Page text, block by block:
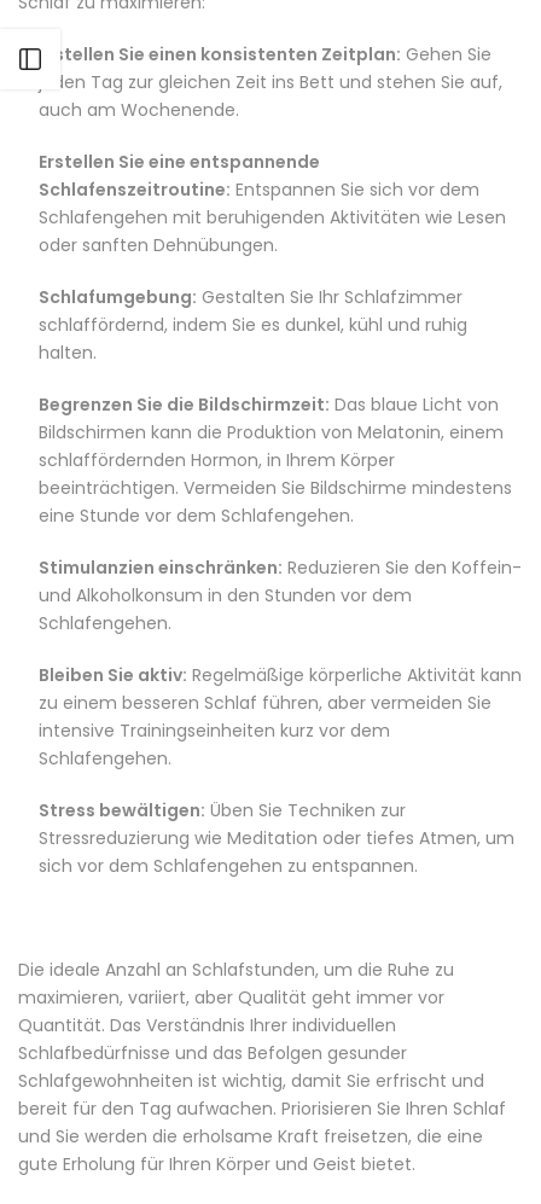
Seitenleiste öffnen
Erstellen Sie einen konsistenten Zeitplan: Gehen Sie
jeden Tag zur gleichen Zeit ins Bett und stehen Sie auf,
auch am Wochenende.
Erstellen Sie eine entspannende
Schlafenszeitroutine: Entspannen Sie sich vor dem
Schlafengehen mit beruhigenden Aktivitäten wie Lesen
oder sanften Dehnübungen.
Schlafumgebung: Gestalten Sie Ihr Schlafzimmer
schlaffördernd, indem Sie es dunkel, kühl und ruhig
halten.
Begrenzen Sie die Bildschirmzeit: Das blaue Licht von
Bildschirmen kann die Produktion von Melatonin, einem
schlaffördernden Hormon, in Ihrem Körper
beeinträchtigen. Vermeiden Sie Bildschirme mindestens
eine Stunde vor dem Schlafengehen.
Stimulanzien einschränken: Reduzieren Sie den Koffein-
und Alkoholkonsum in den Stunden vor dem
Schlafengehen.
Bleiben Sie aktiv: Regelmäßige körperliche Aktivität kann
zu einem besseren Schlaf führen, aber vermeiden Sie
intensive Trainingseinheiten kurz vor dem
Schlafengehen.
Stress bewältigen: Üben Sie Techniken zur
Stressreduzierung wie Meditation oder tiefes Atmen, um
sich vor dem Schlafengehen zu entspannen.
Die ideale Anzahl an Schlafstunden, um die Ruhe zu
maximieren, variiert, aber Qualität geht immer vor
Quantität. Das Verständnis Ihrer individuellen
Schlafbedürfnisse und das Befolgen gesunder
Schlafgewohnheiten ist wichtig, damit Sie erfrischt und
bereit für den Tag aufwachen. Priorisieren Sie Ihren Schlaf
und Sie werden die erholsame Kraft freisetzen, die eine
gute Erholung für Ihren Körper und Geist bietet.